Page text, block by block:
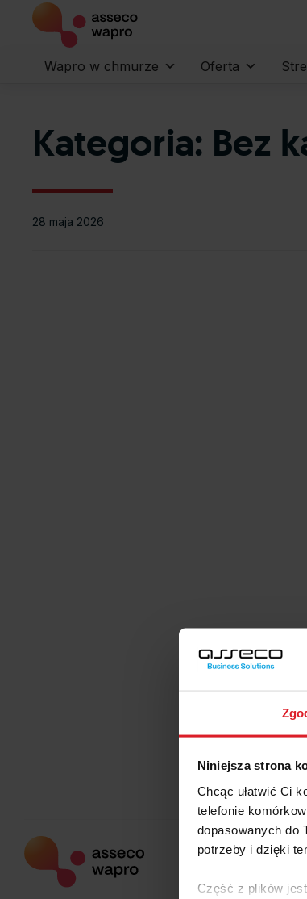
Niniejsza strona
Chcąc ułatwić Ci
telefonie
dopasowanych do
potrzeby i dzięki
Część z plików
Wapro w chmurze Oferta
Kategoria: Bez
28 maja 2026